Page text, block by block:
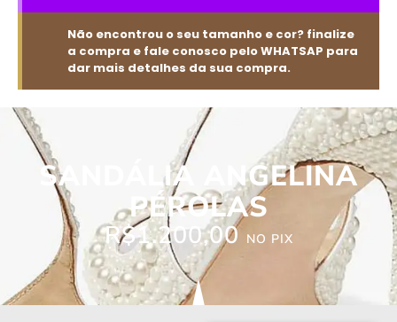
Não encontrou o seu tamanho e cor? finalize
a compra e fale conosco pelo WHATSAP para
dar mais detalhes da sua compra.
SANDÁLIA ANGELINA
PÉROLAS
R$1.200,00 NO PIX